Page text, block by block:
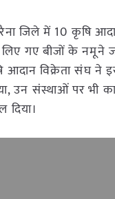
जिले में 10 कृषि
गए बीजों के नमूने
आदान विक्रेता संघ ने
उन संस्थाओं पर भी